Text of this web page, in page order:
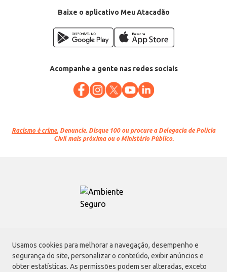
Usamos cookies para melhorar a navegação, desempenho e
segurança do site, personalizar o conteúdo, exibir anúncios e
obter estatísticas. As permissões podem ser alteradas, exceto
Baixe o aplicativo Meu Atacadão
Acompanhe a gente nas redes sociais
Racismo é crime. Denuncie. Disque 100 ou procure a Delegacia de Polícia
Civil mais próxima ou o Ministério Público.
Atacadão S.A.
Avenida Morvan Dias de Figueiredo, 6169, Vila Maria, São Paulo - SP | CEP
02170-901 | CNPJ: 75.315.333/0001-09